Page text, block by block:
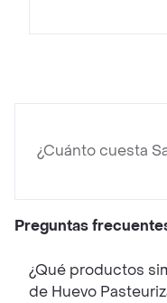
¿Cuánto cuesta
Preguntas
¿Qué productos
de Huevo